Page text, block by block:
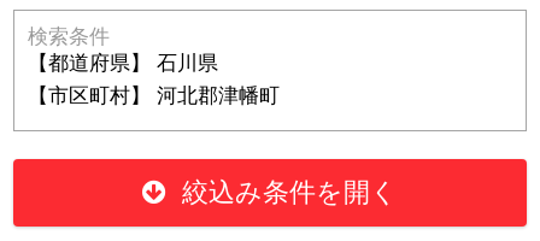
検索条件
【都道府県】 石川県
【市区町村】 河北郡津幡町
絞込み条件を開く